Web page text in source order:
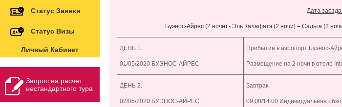
Статус Заявки
Статус Визы
Личный Кабинет
Запрос на расчет
нестандартного тура
Дата
Буэнос-Айрес (2 ночи) - Эль Калафатэ (2 ночи) – Сальта (2
ДЕНЬ 1.
01/05/2020 БУЭНОС-АЙРЕС
Прибытие в аэропорт Буэнос-
Размещение на 2 ночи в отеле
ДЕНЬ 2.
02/05/2020 БУЭНОС-АЙРЕС
Завтрак.
09:00/14:00 Индивидуальная